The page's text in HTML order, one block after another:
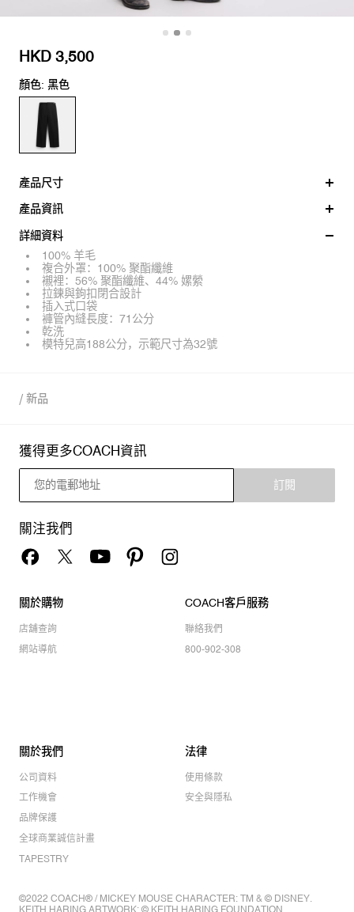
HKD 3,500
顏色: 黑色
產品尺寸
產品資訊
詳細資料
100% 羊毛
複合外罩：100% 聚酯纖維
襯裡：56% 聚酯纖維、44% 嫘縈
拉鍊與鉤扣閉合設計
插入式口袋
褲管內縫長度：71公分
乾洗
模特兒高188公分，示範尺寸為32號
/ 新品
獲得更多COACH資訊
訂閱
關注我們
關於購物
店舖查詢
網站導航
COACH客戶服務
聯絡我們
800-902-308
關於我們
公司資料
工作機會
品牌保護
全球商業誠信計畫
TAPESTRY
法律
使用條款
安全與隱私
©2022 COACH® / MICKEY MOUSE CHARACTER: TM & © DISNEY.
KEITH HARING ARTWORK: © KEITH HARING FOUNDATION.